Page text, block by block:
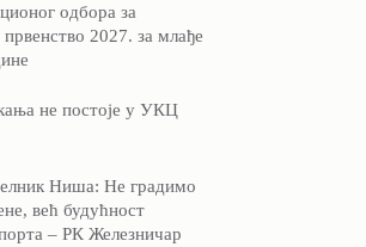
одбора за
2027. за млађе
не постоје у УКЦ
Ниша: Не градимо
већ будућност
– РК Железничар